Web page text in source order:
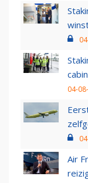
04-
Air